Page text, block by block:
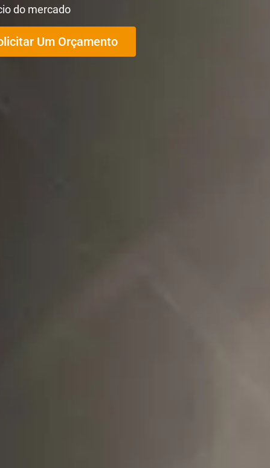
do mercado
Um Orçamento